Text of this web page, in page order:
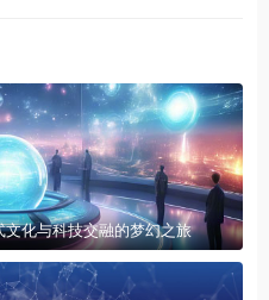
化与科技交融的梦幻之旅